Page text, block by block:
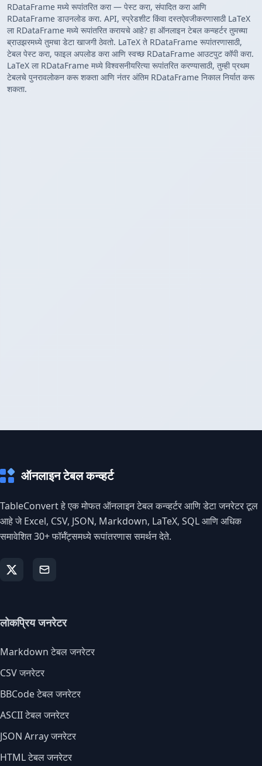
RDataFrame मध्ये रूपांतरित करा — पेस्ट करा, संपादित करा आणि
RDataFrame डाउनलोड करा. API, स्प्रेडशीट किंवा दस्तऐवजीकरणासाठी LaTeX
ला RDataFrame मध्ये रूपांतरित करायचे आहे? हा ऑनलाइन टेबल कन्व्हर्टर तुमच्या
ब्राउझरमध्ये तुमचा डेटा खाजगी ठेवतो. LaTeX ते RDataFrame रूपांतरणासाठी,
टेबल पेस्ट करा, फाइल अपलोड करा आणि स्वच्छ RDataFrame आउटपुट कॉपी करा.
LaTeX ला RDataFrame मध्ये विश्वसनीयरित्या रूपांतरित करण्यासाठी, तुम्ही प्रथम
टेबलचे पुनरावलोकन करू शकता आणि नंतर अंतिम RDataFrame निकाल निर्यात करू
शकता.
ऑनलाइन टेबल कन्व्हर्ट
TableConvert हे एक मोफत ऑनलाइन टेबल कन्व्हर्टर आणि डेटा जनरेटर टूल
आहे जे Excel, CSV, JSON, Markdown, LaTeX, SQL आणि अधिक
समावेशित 30+ फॉर्मॅट्समध्ये रूपांतरणास समर्थन देते.
लोकप्रिय जनरेटर
Markdown टेबल जनरेटर
CSV जनरेटर
BBCode टेबल जनरेटर
ASCII टेबल जनरेटर
JSON Array जनरेटर
HTML टेबल जनरेटर